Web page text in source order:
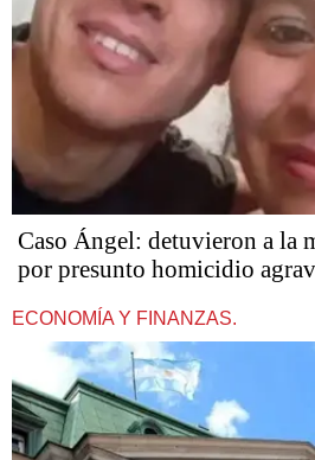
Caso Ángel: detuvieron a la
por presunto homicidio
ECONOMÍA Y FINANZAS.